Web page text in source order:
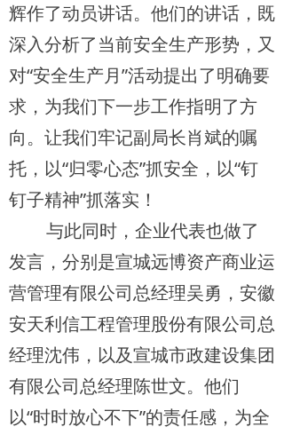
辉作了动员讲话。他们的讲话，既
深入分析了当前安全生产形势，又
对“安全生产月”活动提出了明确要
求，为我们下一步工作指明了方
向。让我们牢记副局长肖斌的嘱
托，以“归零心态”抓安全，以“钉
钉子精神”抓落实！
与此同时，企业代表也做了
发言，分别是宣城远博资产商业运
营管理有限公司总经理吴勇，安徽
安天利信工程管理股份有限公司总
经理沈伟，以及宣城市政建设集团
有限公司总经理陈世文。他们
以“时时放心不下”的责任感，为全